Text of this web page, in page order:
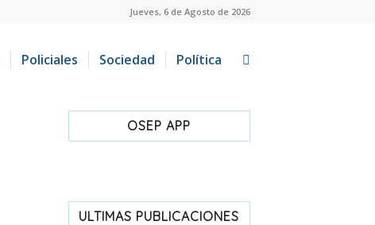
Jueves, 6 de Agosto de 2026
Policiales Sociedad Política
OSEP APP
ULTIMAS PUBLICACIONES